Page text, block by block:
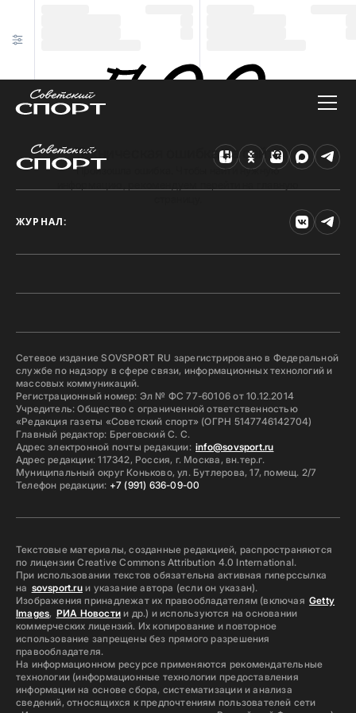
Техническая ошибка на сайте
Произошла ошибка. Чтобы найти нужную
ЖУРНАЛ:
Сетевое издание SOVSPORT RU зарегистрировано в Федеральной
службе по надзору в сфере связи, информационных технологий и
массовых коммуникаций.
Регистрационный номер: Эл № ФС 77-60106 от 10.12.2014
Учредитель: Общество с ограниченной ответственностью
«Редакция газеты «Советский спорт» (ОГРН 5147746142704)
Главный редактор: Бреговский С. С.
Адрес электронной почты редакции: info@sovsport.ru
Адрес редакции: 117342, Россия, г. Москва, вн.тер.г.
Муниципальный округ Коньково, ул. Бутлерова, 17, помещ. 2/7
Телефон редакции: +7 (991) 636-09-00
Текстовые материалы, созданные редакцией, распространяются
по лицензии Creative Commons Attribution 4.0 International.
При использовании текстов обязательна активная гиперссылка
на sovsport.ruи указание автора (если он указан).
Изображения принадлежат их правообладателям (включая Getty
Images, РИА Новостии др.) и используются на основании
коммерческих лицензий. Их копирование и повторное
использование запрещены без прямого разрешения
правообладателя.
На информационном ресурсе применяются рекомендательные
технологии (информационные технологии предоставления
информации на основе сбора, систематизации и анализа
сведений, относящихся к предпочтениям пользователей сети